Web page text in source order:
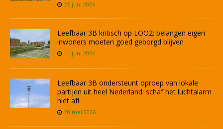
26 juni 2026
Leefbaar 3B kritisch op LOO2: belangen eigen
inwoners moeten goed geborgd blijven
11 juni 2026
Leefbaar 3B ondersteunt oproep van lokale
partijen uit heel Nederland: schaf het luchtalarm
niet af!
20 mei 2026